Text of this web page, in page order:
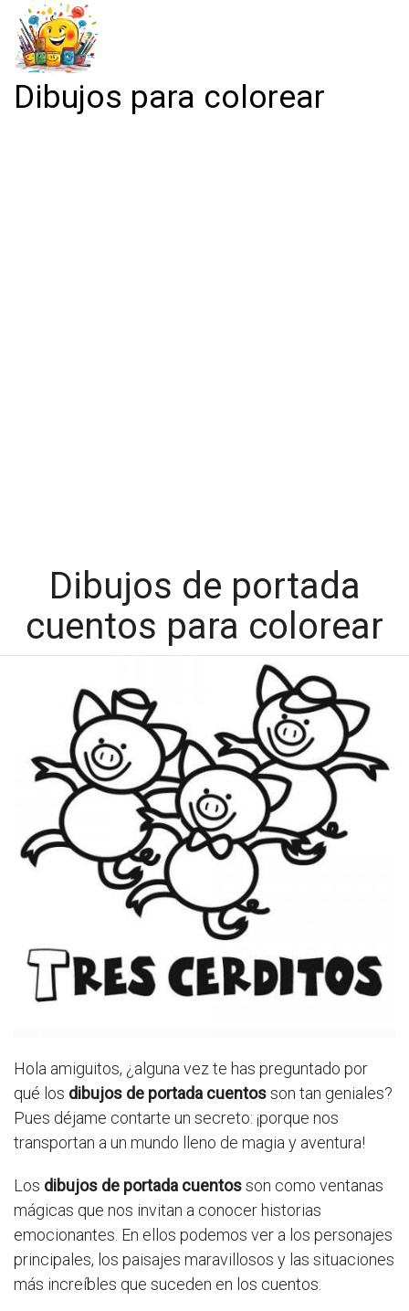
Dibujos para colorear
Dibujos de portada
cuentos para colorear
Hola amiguitos, ¿alguna vez te has preguntado por
qué los dibujos de portada cuentosson tan geniales?
Pues déjame contarte un secreto: ¡porque nos
transportan a un mundo lleno de magia y aventura!
Los dibujos de portada cuentosson como ventanas
mágicas que nos invitan a conocer historias
emocionantes. En ellos podemos ver a los personajes
principales, los paisajes maravillosos y las situaciones
más increíbles que suceden en los cuentos.